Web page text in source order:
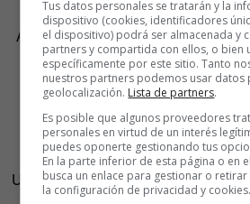
A la izquierda, la pantalla que ve el
la pantalla que ven las dos
información.
A la izquierda, la pantalla que ve el
Una vez BrainNet sabe qué quiere
Tus datos personales se tratarán y la
dispositivo (cookies, identificadores
el dispositivo) podrá ser almacenada y
partners y compartida con ellos, o bien
específicamente por este sitio. Tanto
nuestros partners podemos usar datos
geolocalización. Lista de partners.
Es posible que algunos proveedores
personales en virtud de un interés
puedes oponerte gestionando tus
En la parte inferior de esta página o en
busca un enlace para gestionar o
la configuración de privacidad y cookies.